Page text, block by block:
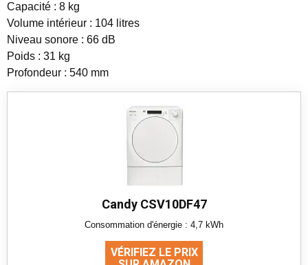
Capacité : 8 kg
Volume intérieur : 104 litres
Niveau sonore : 66 dB
Poids : 31 kg
Profondeur : 540 mm
Candy CSV10DF47
Consommation d'énergie : 4,7 kWh
VÉRIFIEZ LE PRIX